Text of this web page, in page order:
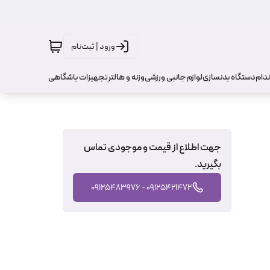
ورود | ثبت‌نام
دستگاه بدنسازیلوازم جانبی ورزشیوزنه و هالترتجهیزات باشگاهی
جهت اطلاع از قیمت و موجودی تماس
بگیرید.
09125421472 - 09125483976